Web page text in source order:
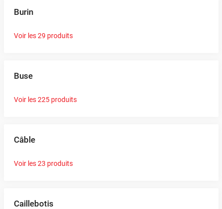
Burin
Voir les 29 produits
Buse
Voir les 225 produits
Câble
Voir les 23 produits
Caillebotis